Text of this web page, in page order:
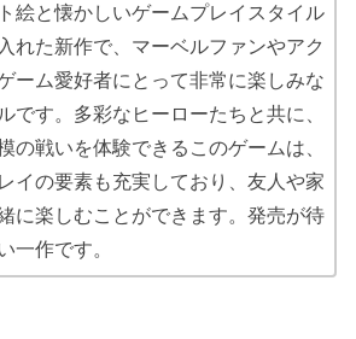
絵と懐かしいゲームプレイスタイル
れた新作で、マーベルファンやアク
ーム愛好者にとって非常に楽しみな
です。多彩なヒーローたちと共に、
の戦いを体験できるこのゲームは、
イの要素も充実しており、友人や家
に楽しむことができます。発売が待
一作です。